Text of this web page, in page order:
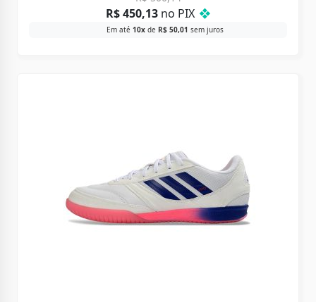
R$450,13no PIX ❖
Em até 10xde R$50,01 sem juros